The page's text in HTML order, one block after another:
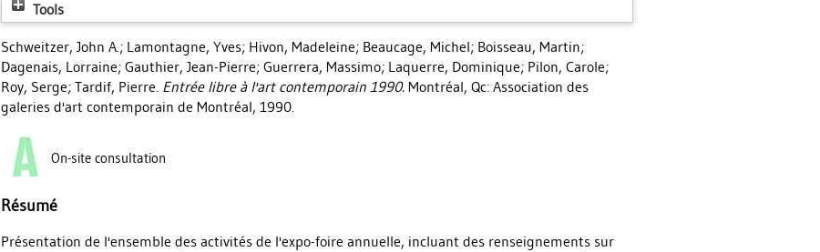
Tools
Schweitzer, John A.; Lamontagne, Yves; Hivon, Madeleine; Beaucage, Michel; Boisseau, Martin;
Dagenais, Lorraine; Gauthier, Jean-Pierre; Guerrera, Massimo; Laquerre, Dominique; Pilon, Carole;
Roy, Serge; Tardif, Pierre. Entrée libre à l'art contemporain 1990. Montréal, Qc: Association des
galeries d'art contemporain de Montréal, 1990.
On-site consultation
Résumé
Présentation de l'ensemble des activités de l'expo-foire annuelle, incluant des renseignements sur